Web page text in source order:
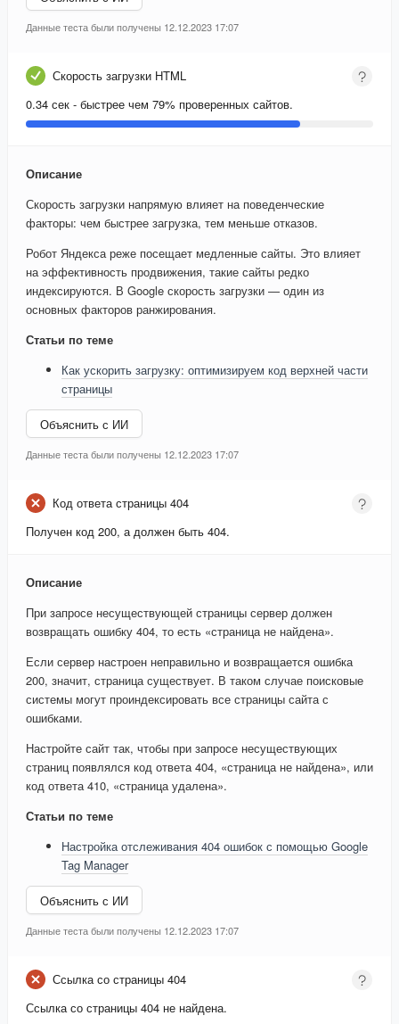
Данные теста были получены 12.12.2023 17:07
Скорость загрузки HTML
0.34 сек - быстрее чем 79% проверенных сайтов.
Описание
Скорость загрузки напрямую влияет на поведенческие
факторы: чем быстрее загрузка, тем меньше отказов.
Робот Яндекса реже посещает медленные сайты. Это влияет
на эффективность продвижения, такие сайты редко
индексируются. В Google скорость загрузки — один из
основных факторов ранжирования.
Статьи по теме
Как ускорить загрузку: оптимизируем код верхней части
страницы
Объяснить с ИИ
Данные теста были получены 12.12.2023 17:07
Код ответа страницы 404
Получен код 200, а должен быть 404.
Описание
При запросе несуществующей страницы сервер должен
возвращать ошибку 404, то есть «страница не найдена».
Если сервер настроен неправильно и возвращается ошибка
200, значит, страница существует. В таком случае поисковые
системы могут проиндексировать все страницы сайта с
ошибками.
Настройте сайт так, чтобы при запросе несуществующих
страниц появлялся код ответа 404, «страница не найдена», или
код ответа 410, «страница удалена».
Статьи по теме
Настройка отслеживания 404 ошибок с помощью Google
Tag Manager
Объяснить с ИИ
Данные теста были получены 12.12.2023 17:07
Ссылка со страницы 404
Ссылка со страницы 404 не найдена.